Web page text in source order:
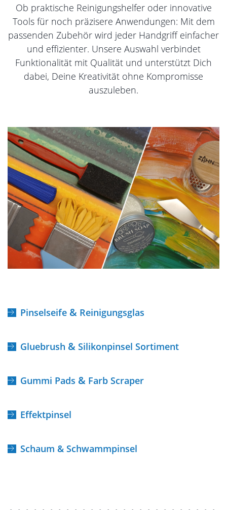
Ob praktische Reinigungshelfer oder innovative
Tools für noch präzisere Anwendungen: Mit dem
passenden Zubehör wird jeder Handgriff einfacher
und effizienter. Unsere Auswahl verbindet
Funktionalität mit Qualität und unterstützt Dich
dabei, Deine Kreativität ohne Kompromisse
auszuleben.
Pinselseife & Reinigungsglas
Gluebrush & Silikonpinsel Sortiment
Gummi Pads & Farb Scraper
Effektpinsel
Schaum & Schwammpinsel